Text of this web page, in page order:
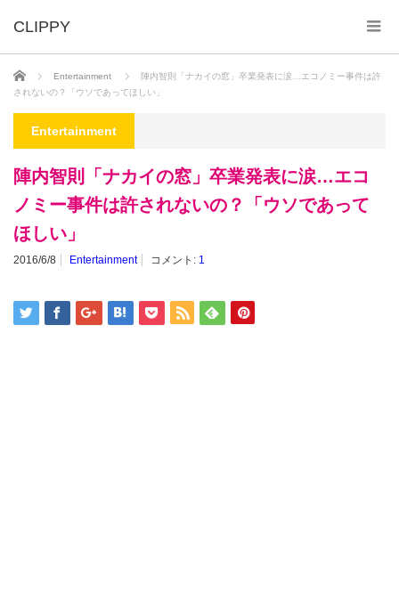
ホーム Entertainment
陣内智則「ナカイの窓」卒業発表に涙…エコノミー事件は許
されないの？「ウソであってほしい」
Entertainment
陣内智則「ナカイの窓」卒業発表に涙…エコ
ノミー事件は許されないの？「ウソであって
ほしい」
2016/6/8 Entertainment コメント: 1